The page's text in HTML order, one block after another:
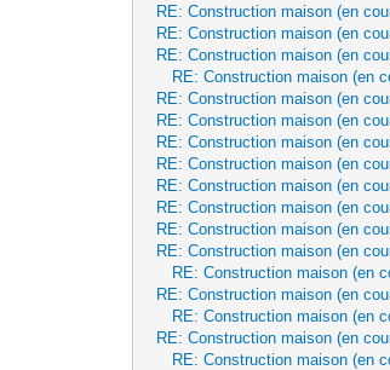
RE: Construction maison (en
RE: Construction maison (en
RE: Construction maison (en
RE: Construction maison (en
RE: Construction maison (en
RE: Construction maison (en
RE: Construction maison (en
RE: Construction maison (en
RE: Construction maison (en
RE: Construction maison (en
RE: Construction maison (en
RE: Construction maison (en
RE: Construction maison (en
RE: Construction maison (en
RE: Construction maison (en
RE: Construction maison (en
RE: Construction maison (en